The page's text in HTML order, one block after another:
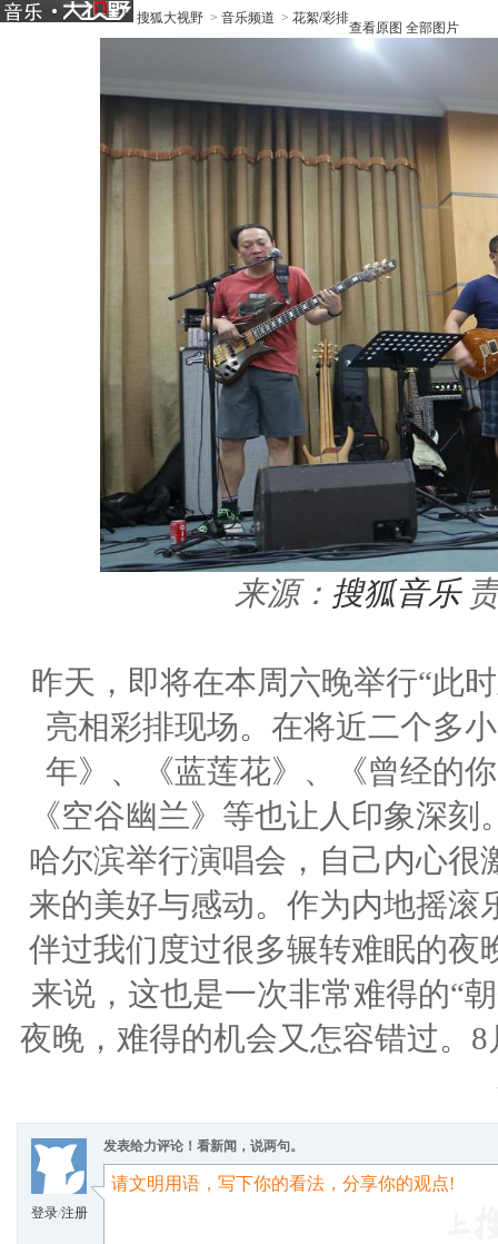
搜狐大视野 > 音乐频道 > 花絮/彩排
查看原图 全部图片
来源： 搜狐音乐
昨天，即将在本周六晚举行“此
亮相彩排现场。在将近二个多
年》、《蓝莲花》、《曾经的
《空谷幽兰》等也让人印象深
哈尔滨举行演唱会，自己内心
来的美好与感动。作为内地摇
伴过我们度过很多辗转难眠的夜
来说，这也是一次非常难得的“
夜晚，难得的机会又怎容错过。
登录/注册
发表给力评论！看新闻，说两句。